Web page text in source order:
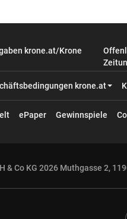
krone.at/Krone
krone.at
ePaper Gewinnspiele
& Co KG 2026 Muthgasse 2,